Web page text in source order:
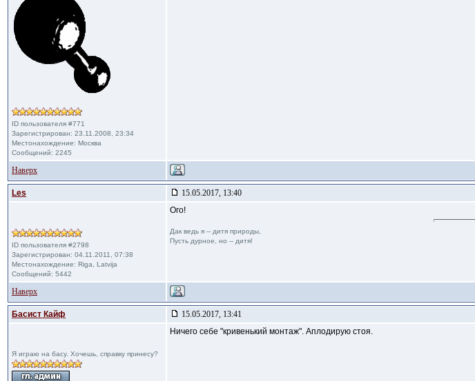
ID пользователя #771
Зарегистрирован: 23.11.2008, 23:34
Местонахождение: Москва
Сообщений: 2245
Наверх
Les 15.05.2017, 13:40
ID пользователя #2798
Зарегистрирован: 04.11.2011, 07:38
Местонахождение: Riga, Latvija
Сообщений: 5442
Ого!
Дак ведь я -- дитя природы,
Пусть дурное, но -- дитя!
Наверх
Басист Кайф 15.05.2017, 13:41
Я играю на басу. Хочешь, справку принесу?
Ничего себе "кривенький монтаж". Аплодирую стоя.